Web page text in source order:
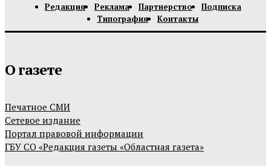
Редакция Реклама Партнерство
Подписка
Типография
Контакты
О газете
Печатное СМИ
Сетевое издание
Портал правовой информации
ГБУ СО «Редакция газеты «Областная газета»